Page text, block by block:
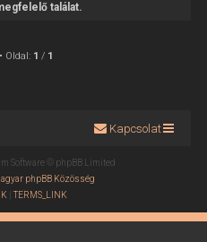
találat.
Oldal: 1 / 1
Kapcsolat
Software © phpBB Limited
phpBB Közösség
| TERMS_LINK